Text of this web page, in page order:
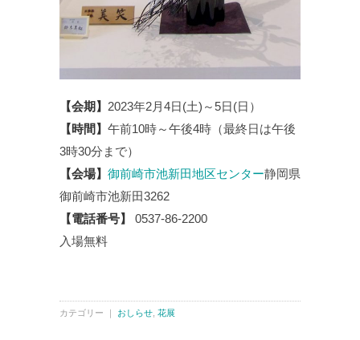
【会期】 2023年2月4日(土)～5日(日）
【時間】 午前10時～午後4時（最終日は午後
3時30分まで）
【会場】 御前崎市池新田地区センター静岡県
御前崎市池新田3262
【電話番号】
0537-86-2200
入場無料
カテゴリー ｜ おしらせ 花展